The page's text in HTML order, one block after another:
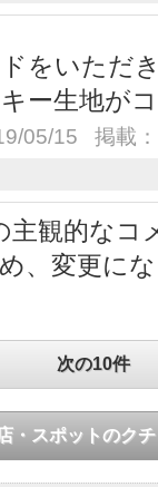
をいただ
ー生地が
05/15 掲載
観的なコ
、変更に
次の10件
・スポットのク